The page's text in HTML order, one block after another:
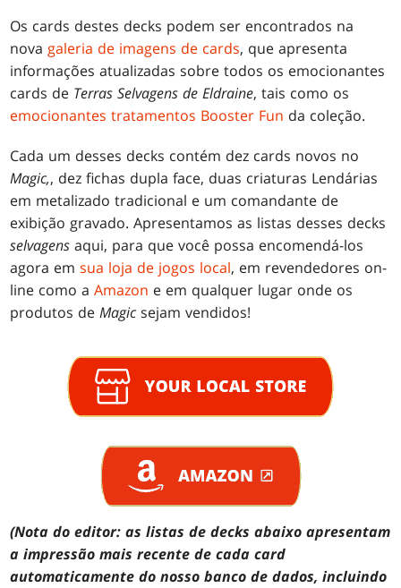
Os cards destes decks podem ser encontrados na
nova galeria de imagens de cards, que apresenta
informações atualizadas sobre todos os emocionantes
cards de Terras Selvagens de Eldraine, tais como os
emocionantes tratamentos Booster Fun da coleção.
Cada um desses decks contém dez cards novos no
Magic,, dez fichas dupla face, duas criaturas Lendárias
em metalizado tradicional e um comandante de
exibição gravado. Apresentamos as listas desses decks
selvagens aqui, para que você possa encomendá-los
agora emsua loja de jogos local, em revendedores on-
line como aAmazon e em qualquer lugar onde os
produtos deMagic sejam vendidos!
(Nota do editor: as listas de decks abaixo apresentam
a impressão mais recente de cada card
automaticamente do nosso banco de dados, incluindo